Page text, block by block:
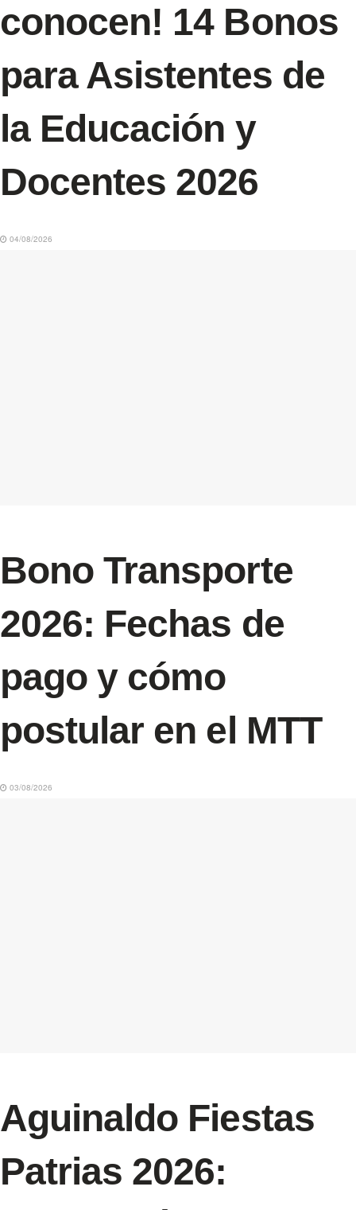
conocen! 14 Bonos
para Asistentes de
la Educación y
Docentes 2026
04/08/2026
Bono Transporte
2026: Fechas de
pago y cómo
postular en el MTT
03/08/2026
Aguinaldo Fiestas
Patrias 2026: